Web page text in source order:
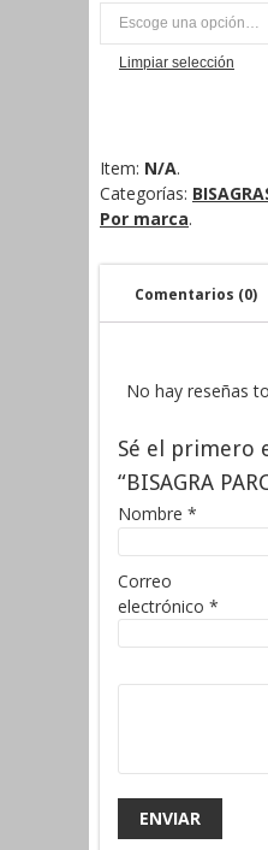
Limpiar selección
UNI
Item: N/A.
Categorías:
Por marca.
Comentarios (0)
No hay reseñas
Sé el primero
“BISAGRA
Nombre *
Correo
electrónico *